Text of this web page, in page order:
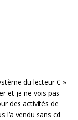
du lecteur C »
et je ne vois pas
des activités de
l’a vendu sans cd